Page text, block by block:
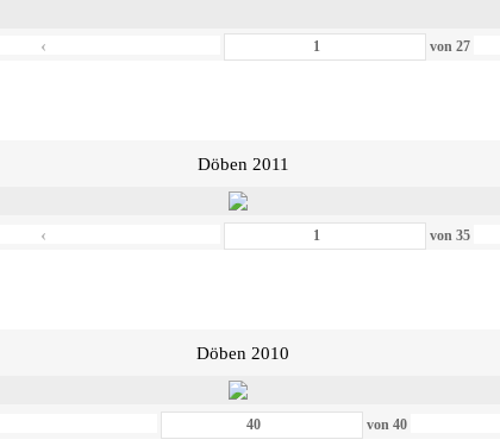
‹ von27
Döben 2011
‹ von35
Döben 2010
von40